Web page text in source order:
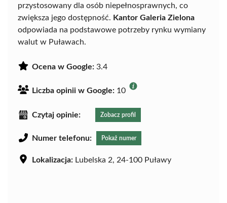
przystosowany dla osób niepełnosprawnych, co
zwiększa jego dostępność. Kantor Galeria Zielona
odpowiada na podstawowe potrzeby rynku wymiany
walut w Puławach.
Ocena w Google: 3.4
Liczba opinii w Google: 10
Czytaj opinie: Zobacz profil
Numer telefonu: Pokaż numer
Lokalizacja: Lubelska 2, 24-100 Puławy